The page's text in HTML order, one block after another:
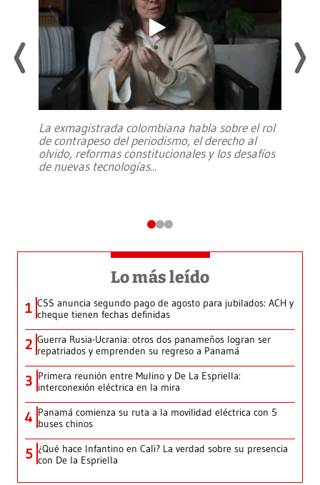
La exmagistrada colombiana habla sobre el rol
de contrapeso del periodismo, el derecho al
olvido, reformas constitucionales y los desafíos
de nuevas tecnologías...
Lo más leído
1 CSS anuncia segundo pago de agosto para jubilados: ACH y
cheque tienen fechas definidas
2 Guerra Rusia-Ucrania: otros dos panameños logran ser
repatriados y emprenden su regreso a Panamá
3 Primera reunión entre Mulino y De La Espriella:
interconexión eléctrica en la mira
4 Panamá comienza su ruta a la movilidad eléctrica con 5
buses chinos
5 ¿Qué hace Infantino en Cali? La verdad sobre su presencia
con De la Espriella